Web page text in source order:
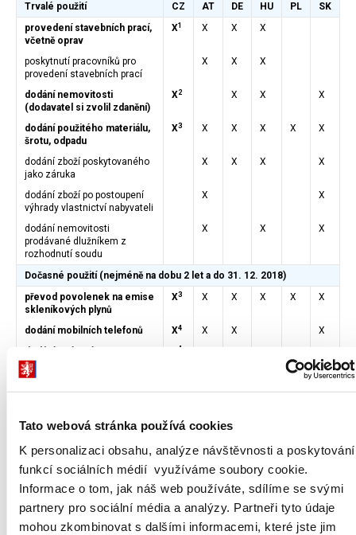
Tato webová stránka používá cookies
K personalizaci obsahu, analýze návštěvnosti a poskytování
funkcí sociálních médií využíváme soubory cookie.
Informace o tom, jak náš web používáte, sdílíme se svými
partnery pro sociální média a analýzy. Partneři tyto údaje
mohou zkombinovat s dalšími informacemi, které jste jim
Trvalé použití CZ AT DE HU PL
SK
provedení stavebních prací,
včetně oprav
X1 X X X
poskytnutí pracovníků pro
provedení stavebních prací
X X X
dodání nemovitosti
(dodavatel si zvolil zdanění)
X2 X X X
dodání použitého materiálu,
šrotu, odpadu
X3 X X X X X
dodání zboží poskytovaného
jako záruka
X X X X
dodání zboží po postoupení
výhrady vlastnictví nabyvateli
X X
dodání nemovitosti
prodávané dlužníkem z
rozhodnutí soudu
X X X
Dočasné použití (nejméně na dobu 2 let a do 31. 12. 2018)
převod povolenek na emise
skleníkových plynů
X3 X X X X X
dodání mobilních telefonů X4 X X
X
integrovanými obvody
4
telekomunikačních služeb
dodání herních konzolí,
tabletů a laptopů
X 4 X X
dodání obilovin a
X X X
polozpracovaných kovů